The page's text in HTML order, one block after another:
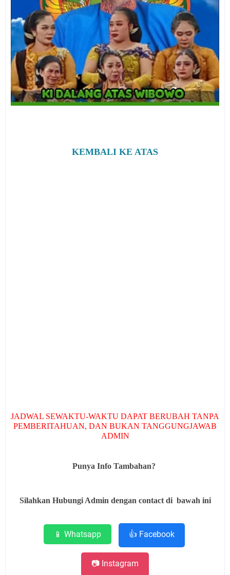
KEMBALI KE ATAS
JADWAL SEWAKTU-WAKTU DAPAT BERUBAH TANPA
PEMBERITAHUAN, DAN BUKAN TANGGUNGJAWAB
ADMIN
Punya Info Tambahan?
Silahkan Hubungi Admin dengan contact di bawah ini
📱 Whatsapp 👍 Facebook
📷 Instagram